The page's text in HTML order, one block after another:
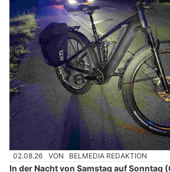
02.08.26 VON BELMEDIA REDAKTION
In der Nacht von Samstag auf Sonntag